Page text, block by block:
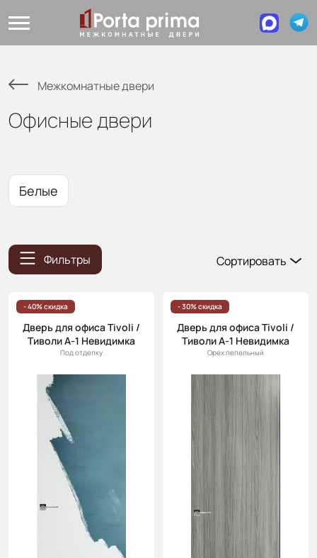
Межкомнатные двери
Офисные двери
Белые
Фильтры
Сортировать
Цена
(возр.)
Цена (убыв.)
новинки
- 40% скидка
Дверь для офиса Tivoli /
Тиволи А-1 Невидимка
Под отделку
- 30% скидка
Дверь для офиса Tivoli /
Тиволи А-1 Невидимка
Орех пепельный